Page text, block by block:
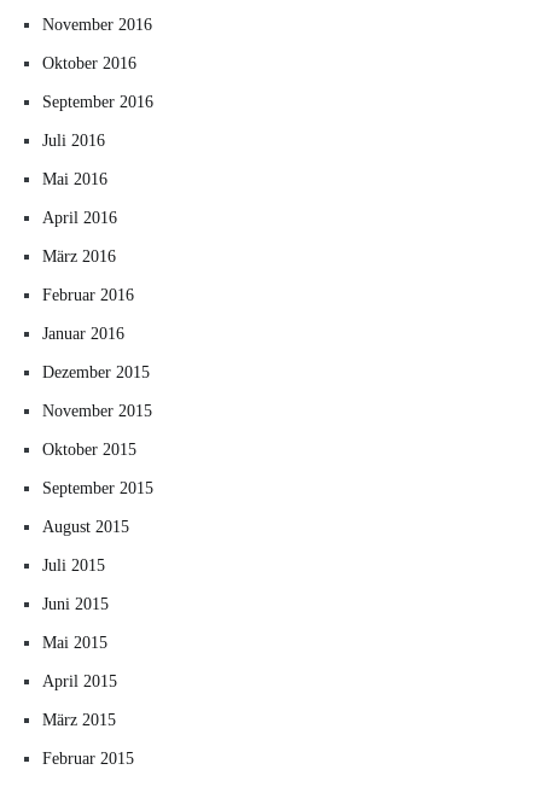
November 2016
Oktober 2016
September 2016
Juli 2016
Mai 2016
April 2016
März 2016
Februar 2016
Januar 2016
Dezember 2015
November 2015
Oktober 2015
September 2015
August 2015
Juli 2015
Juni 2015
Mai 2015
April 2015
März 2015
Februar 2015